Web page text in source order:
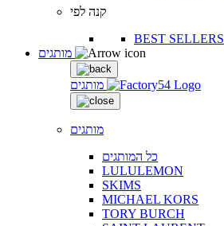
קנה לפי
BEST SELLERS
מותגים
מותגים
כל המותגים
LULULEMON
SKIMS
MICHAEL KORS
TORY BURCH